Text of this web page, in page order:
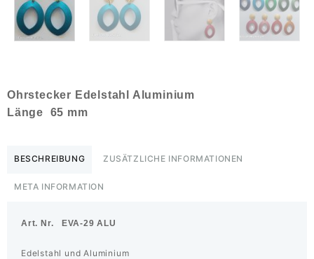
Ohrstecker Edelstahl Aluminium
Länge 65 mm
BESCHREIBUNG ZUSÄTZLICHE INFORMATIONEN
META INFORMATION
Art. Nr. EVA-29 ALU
Edelstahl und Aluminium